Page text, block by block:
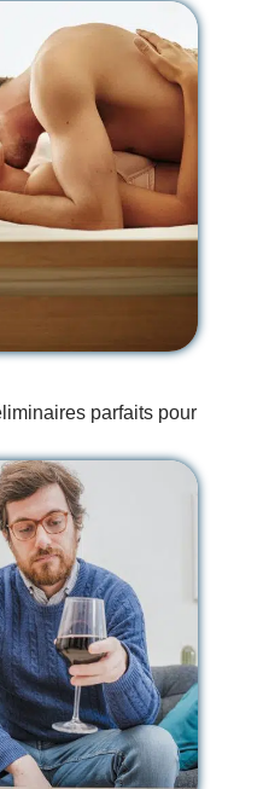
parfaits pour